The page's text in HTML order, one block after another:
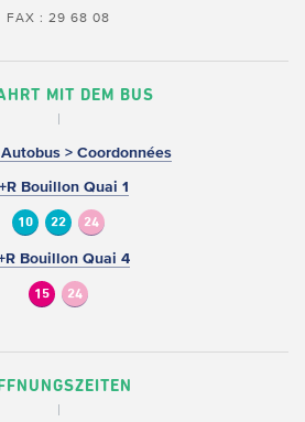
FAX : 29 68 08
MIT DEM BUS
> Coordonnées
Bouillon Quai 1
10 22 24
Bouillon Quai 4
15 24